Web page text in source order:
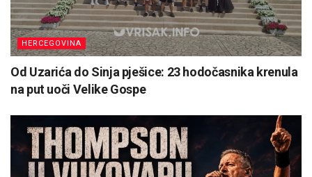
HERCEGOVINA
Od Uzarića do Sinja pješice: 23 hodočasnika krenula
na put uoči Velike Gospe